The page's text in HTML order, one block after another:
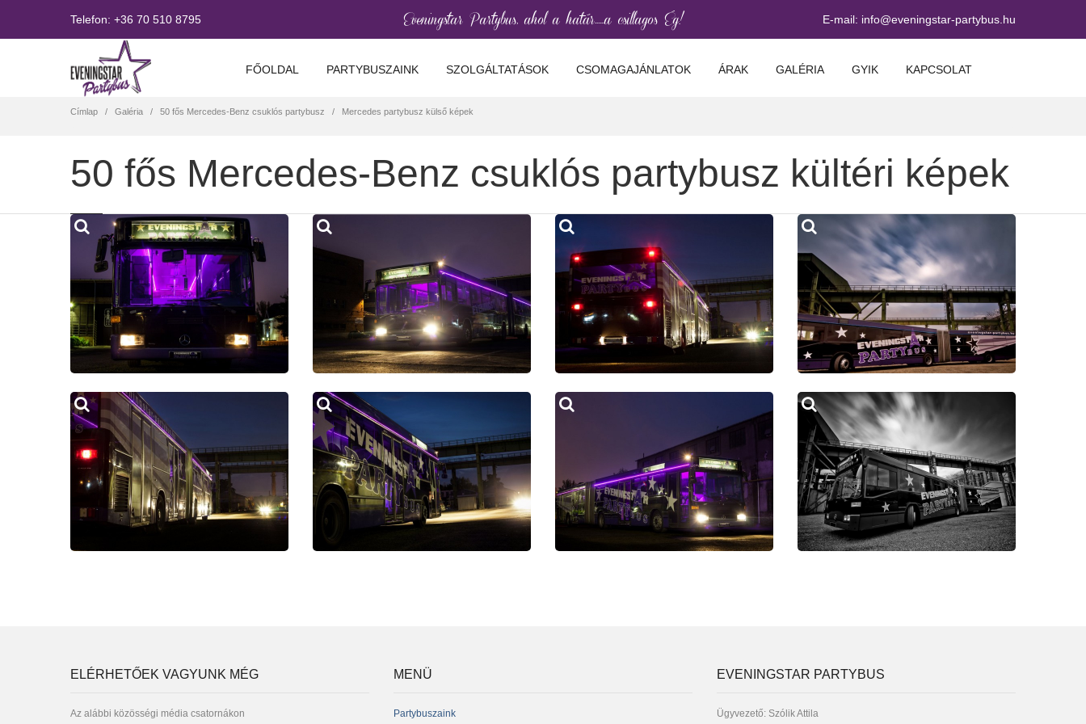
Telefon: +36 70 510 8795 Eveningstar Partybus, ahol a határ......a csillagos Ég! E-mail: info@eveningstar-partybus.hu
FŐOLDAL PARTYBUSZAINK SZOLGÁLTATÁSOK CSOMAGAJÁNLATOK ÁRAK GALÉRIA GYIK KAPCSOLAT
Címlap Galéria 50 fős Mercedes-Benz csuklós partybusz Mercedes partybusz külső képek
50 fős Mercedes-Benz csuklós partybusz kültéri képek
ELÉRHETŐEK VAGYUNK MÉG
Az alábbi közösségi média csatornákon
MENÜ
Partybuszaink
EVENINGSTAR PARTYBUS
Ügyvezető: Szólik Attila